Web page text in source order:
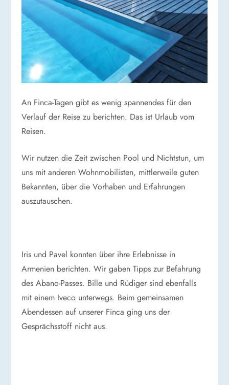
An Finca-Tagen gibt es wenig spannendes für den
Verlauf der Reise zu berichten. Das ist Urlaub vom
Reisen.
Wir nutzen die Zeit zwischen Pool und Nichtstun, um
uns mit anderen Wohnmobilisten, mittlerweile guten
Bekannten, über die Vorhaben und Erfahrungen
auszutauschen.
Iris und Pavel konnten über ihre Erlebnisse in
Armenien berichten. Wir gaben Tipps zur Befahrung
des Abano-Passes. Bille und Rüdiger sind ebenfalls
mit einem Iveco unterwegs. Beim gemeinsamen
Abendessen auf unserer Finca ging uns der
Gesprächsstoff nicht aus.